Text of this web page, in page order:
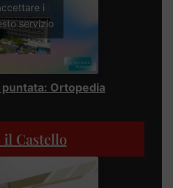
i
servizio
puntata: Ortopedia
Castello